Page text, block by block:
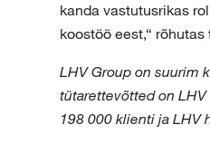
kanda vastutusrikas
koostöö eest,“ rõhutas
LHV Group on suurim
tütarettevõtted on LHV
198 000 klienti ja LHV